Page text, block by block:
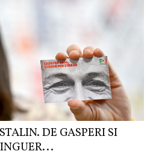
DE GASPERI SI